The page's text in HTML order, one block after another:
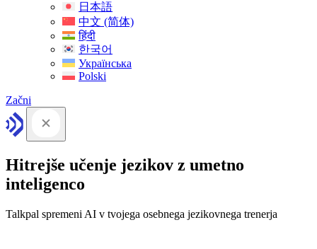
日本語
中文 (简体)
हिंदी
한국어
Українська
Polski
Začni
Hitrejše učenje jezikov z umetno
inteligenco
Talkpal spremeni AI v tvojega osebnega jezikovnega trenerja